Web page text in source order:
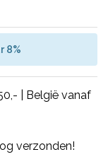
8%
| België vanaf
verzonden!